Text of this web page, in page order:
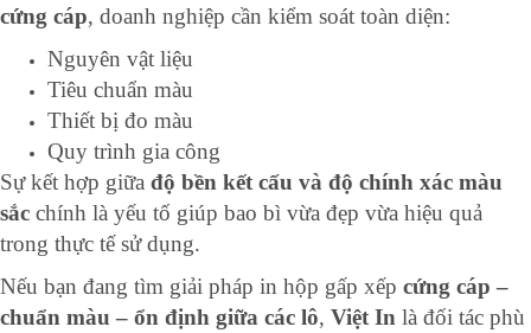
cứng cáp, doanh nghiệp cần kiểm soát toàn diện:
Nguyên vật liệu
Tiêu chuẩn màu
Thiết bị đo màu
Quy trình gia công
Sự kết hợp giữa độ bền kết cấu và độ chính xác màu
sắc chính là yếu tố giúp bao bì vừa đẹp vừa hiệu quả
trong thực tế sử dụng.
Nếu bạn đang tìm giải pháp in hộp gấp xếp cứng cáp –
chuẩn màu – ổn định giữa các lô, Việt In là đối tác phù